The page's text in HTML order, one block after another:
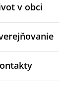
v obci